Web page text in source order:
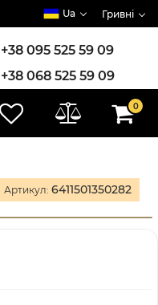
Ua Гривні
+38 095 525 59 09
+38 068 525 59 09
+38 073 525 59 09
0
Артикул: 6411501350282